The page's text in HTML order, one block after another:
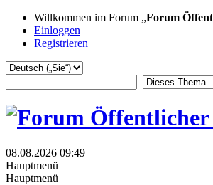
Willkommen im Forum „Forum
Einloggen
Registrieren
08.08.2026 09:49
Hauptmenü
Hauptmenü